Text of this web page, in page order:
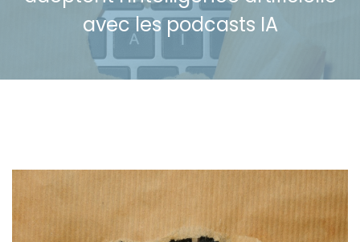
avec les podcasts IA